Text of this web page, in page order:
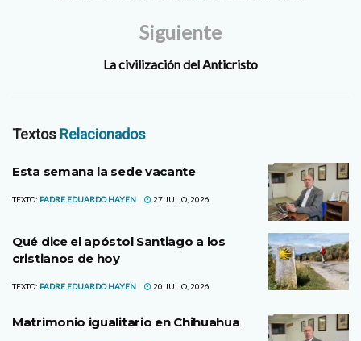
Siguiente
La civilización del Anticristo
Textos Relacionados
Esta semana la sede vacante
TEXTO: PADRE EDUARDO HAYEN 27 JULIO, 2026
Qué dice el apóstol Santiago a los
cristianos de hoy
TEXTO: PADRE EDUARDO HAYEN 20 JULIO, 2026
Matrimonio igualitario en Chihuahua